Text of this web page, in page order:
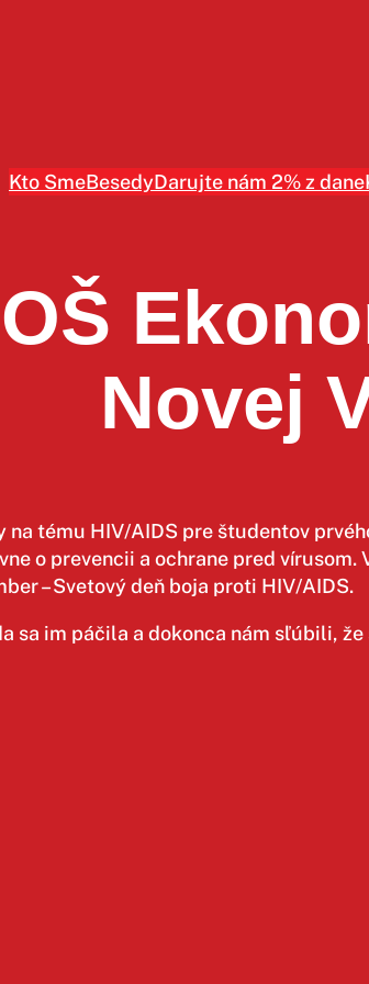
Kto SmeBesedyDarujte nám 2% z dane
Novej
na tému HIV/AIDS pre študentov
o prevencii a ochrane pred
– Svetový deň boja proti HIV/AIDS.
sa im páčila a dokonca nám sľúbili,